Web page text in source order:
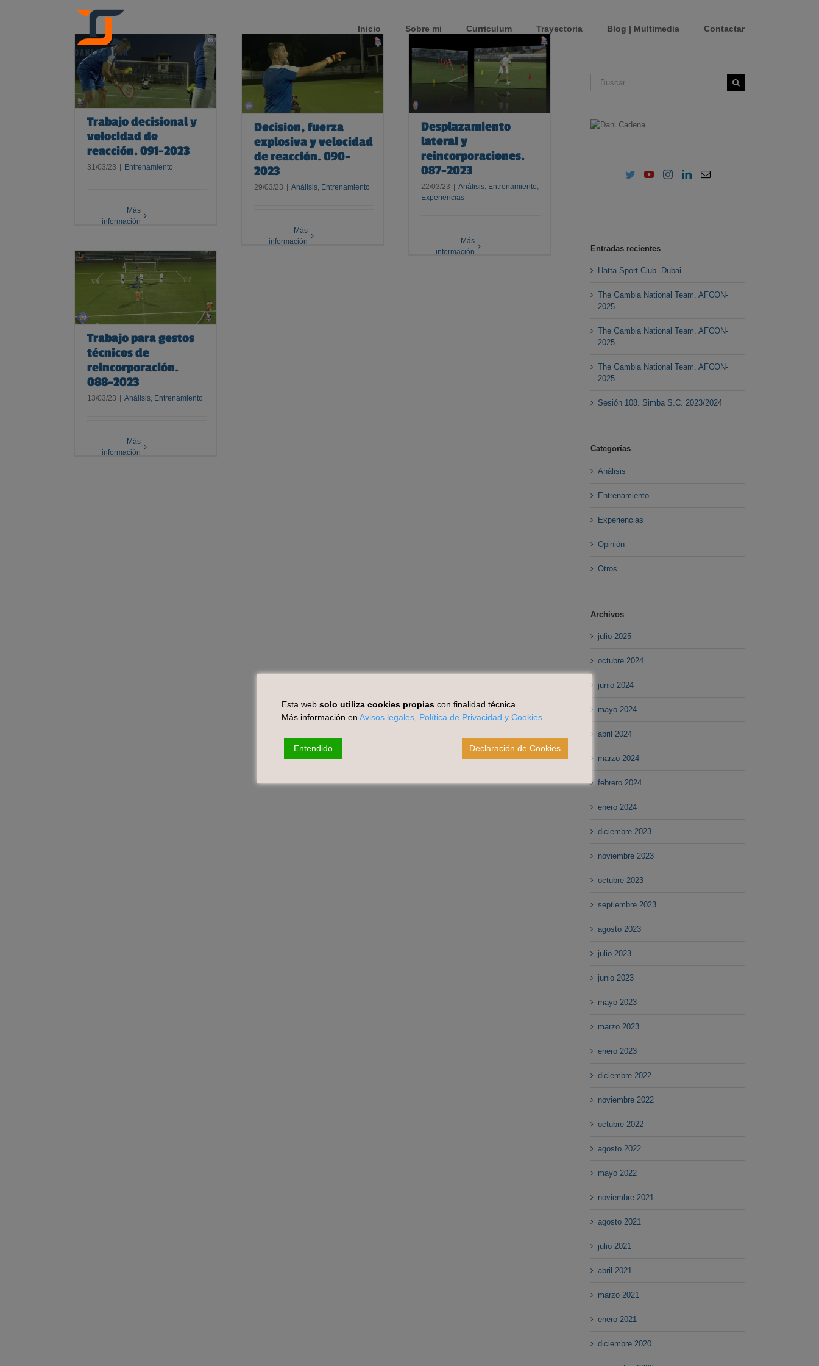
Inicio Sobre mi Curriculum Trayectoria Blog | Multimedia Contactar
Trabajo decisional y
velocidad de
reacción. 091-2023
31/03/23 Entrenamiento
Más
información
Decision, fuerza explosiva y
velocidad de reacción. 090-
Decision, fuerza
explosiva y velocidad
de reacción. 090-
2023
29/03/23 Análisis, Entrenamiento
Más
información
Desplazamiento lateral y
Desplazamiento
lateral y
reincorporaciones.
087-2023
22/03/23 Análisis, Entrenamiento,
Experiencias
Más
información
Trabajo para gestos
técnicos de
reincorporación.
088-2023
13/03/23 Análisis, Entrenamiento
Más
información
Buscar:
Entradas recientes
Hatta Sport Club. Dubai
The Gambia National Team. AFCON-
2025
The Gambia National Team. AFCON-
2025
The Gambia National Team. AFCON-
2025
Sesión 108. Simba S.C. 2023/2024
Categorías
Análisis
Entrenamiento
Experiencias
Opinión
Otros
Archivos
julio 2025
octubre 2024
junio 2024
mayo 2024
abril 2024
marzo 2024
febrero 2024
enero 2024
diciembre 2023
noviembre 2023
octubre 2023
septiembre 2023
agosto 2023
julio 2023
junio 2023
mayo 2023
marzo 2023
enero 2023
diciembre 2022
noviembre 2022
octubre 2022
agosto 2022
mayo 2022
noviembre 2021
agosto 2021
julio 2021
abril 2021
marzo 2021
enero 2021
diciembre 2020
Esta web solo utiliza cookies propias con finalidad técnica.
Más información en Avisos legales, Política de Privacidad y Cookies
Entendido Declaración de Cookies